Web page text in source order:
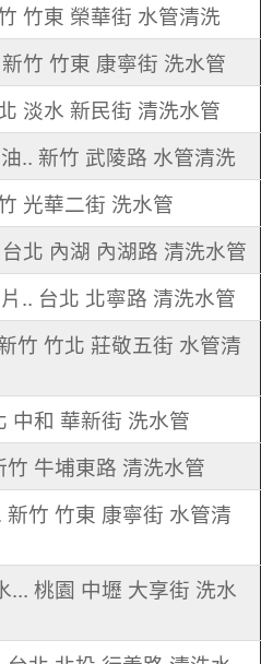
竹東 榮華街 水管清洗
竹 竹東 康寧街 洗水管
淡水 新民街 清洗水管
.. 新竹 武陵路 水管清洗
光華二街 洗水管
北 內湖 內湖路 清洗水管
.. 台北 北寧路 清洗水管
竹 竹北 莊敬五街 水管清
中和 華新街 洗水管
牛埔東路 清洗水管
竹 竹東 康寧街 水管清
... 桃園 中壢 大享街 洗水